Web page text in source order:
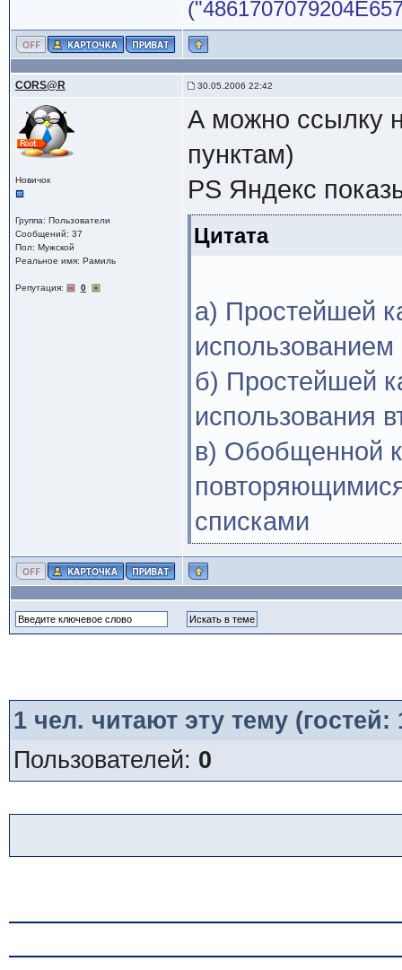
CORS@R 30.05.2006 22:42
Новичок
Группа: Пользователи
Сообщений: 37
Пол: Мужской
Реальное имя: Рамиль
Репутация: 0
А можно ссылку
пунктам)
PS Яндекс
Цитата
а) Простейшей
использованием
б) Простейшей
использования
в) Обобщенной
списками
1чел. читают эту тему
Пользователей: 0